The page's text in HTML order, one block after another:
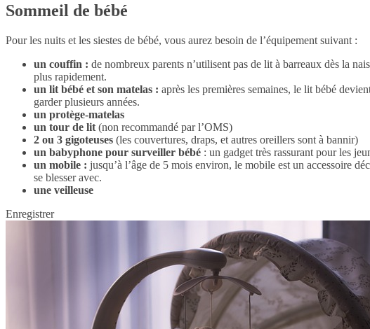
Sommeil de bébé
Pour les nuits et les siestes de bébé, vous aurez besoin de l’équipement suivant :
un couffin : de nombreux parents n’utilisent pas de lit à barreaux dès la
plus rapidement.
un lit bébé et son matelas : après les premières semaines, le lit bébé
garder plusieurs années.
un protège-matelas
un tour de lit (non recommandé par l’OMS)
2 ou 3 gigoteuses (les couvertures, draps, et autres oreillers sont à bannir)
un babyphone pour surveiller bébé : un gadget très rassurant pour les
un mobile : jusqu’à l’âge de 5 mois environ, le mobile est un accessoire
se blesser avec.
une veilleuse
Enregistrer